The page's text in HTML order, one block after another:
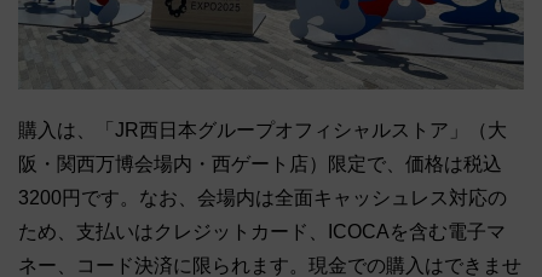
購入は、「JR西日本グループオフィシャルストア」（大
阪・関西万博会場内・西ゲート店）限定で、価格は税込
3200円です。なお、会場内は全面キャッシュレス対応の
ため、支払いはクレジットカード、ICOCAを含む電子マ
ネー、コード決済に限られます。現金での購入はできませ